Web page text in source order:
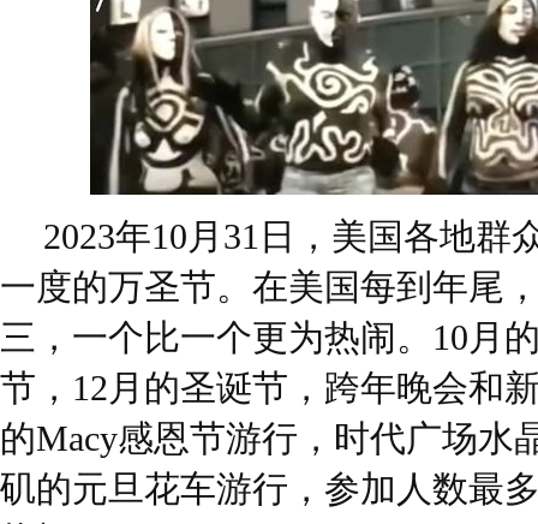
2023年10月31日，美国各地群
一度的万圣节。在美国每到年尾
三，一个比一个更为热闹。10月
节，12月的圣诞节，跨年晚会和
的Macy感恩节游行，时代广场水
矶的元旦花车游行，参加人数最